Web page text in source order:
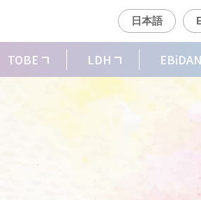
日本語
TOBE LDH EBiDAN